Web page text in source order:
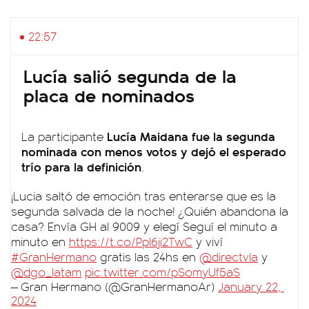
22:57
Lucía salió segunda de la
placa de nominados
La participante Lucía Maidana fue la segunda
nominada con menos votos y dejó el esperado
trío para la definición.
¡Lucia saltó de emoción tras enterarse que es la
segunda salvada de la noche! ¿Quién abandona la
casa? Envía GH al 9009 y elegí Seguí el minuto a
minuto en https://t.co/Ppl6ji2TwC
#GranHermano gratis las 24hs en @directvla
@dgo_latam pic.twitter.com/pSomyUf5aS
— Gran Hermano (@GranHermanoAr) January 22,
2024